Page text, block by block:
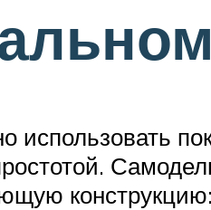
конструкцию: